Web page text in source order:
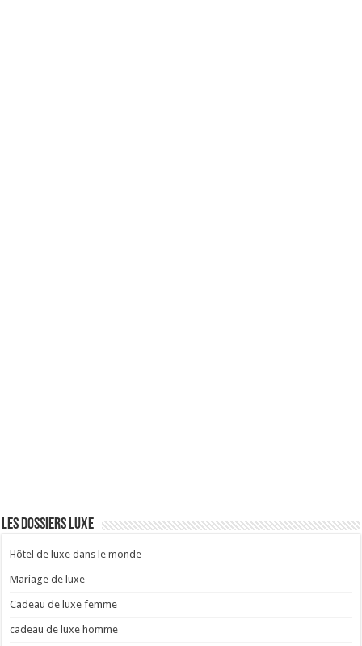
Les dossiers Luxe
Hôtel de luxe dans le monde
Mariage de luxe
Cadeau de luxe femme
cadeau de luxe homme